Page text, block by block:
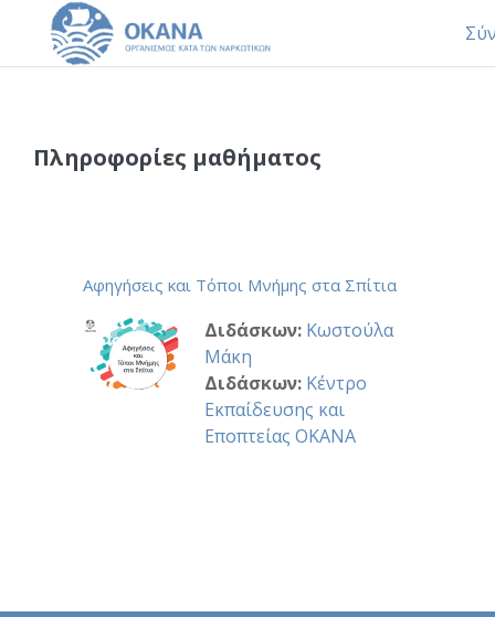
Πληροφορίες μαθήματος
Αφηγήσεις και Τόποι Μνήμης στα Σπίτια
Διδάσκων: Κωστούλα
Μάκη
Διδάσκων: Κέντρο
Εκπαίδευσης και
Εποπτείας ΟΚΑΝΑ